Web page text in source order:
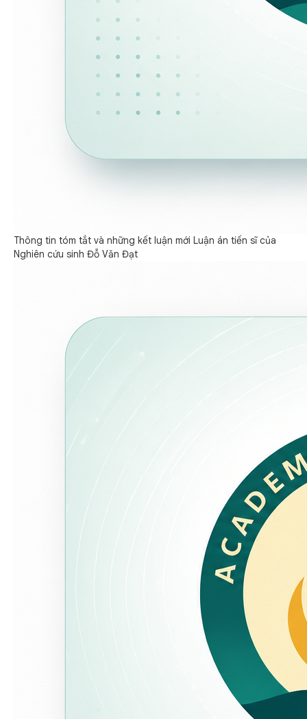
Thông tin tóm tắt và những kết luận mới Luận án tiến sĩ của
Nghiên cứu sinh Đỗ Văn Đạt